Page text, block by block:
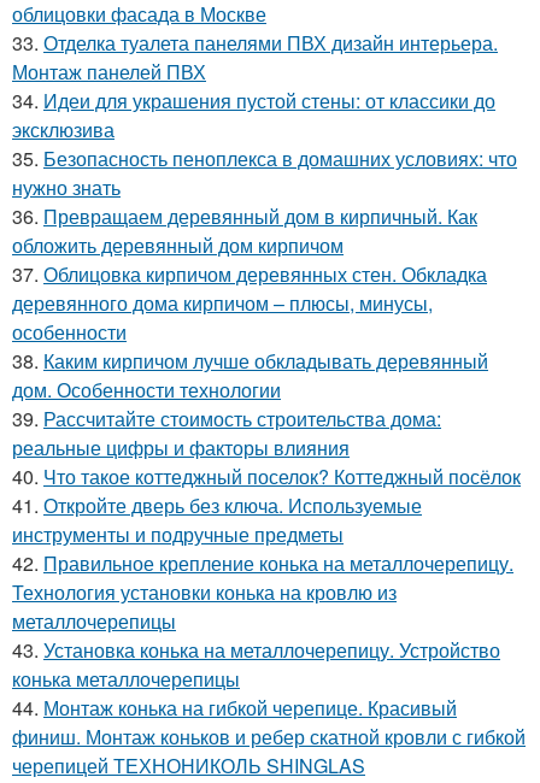
облицовки фасада в Москве
33. Отделка туалета панелями ПВХ дизайн интерьера.
Монтаж панелей ПВХ
34. Идеи для украшения пустой стены: от классики до
эксклюзива
35. Безопасность пеноплекса в домашних условиях: что
нужно знать
36. Превращаем деревянный дом в кирпичный. Как
обложить деревянный дом кирпичом
37. Облицовка кирпичом деревянных стен. Обкладка
деревянного дома кирпичом – плюсы, минусы,
особенности
38. Каким кирпичом лучше обкладывать деревянный
дом. Особенности технологии
39. Рассчитайте стоимость строительства дома:
реальные цифры и факторы влияния
40. Что такое коттеджный поселок? Коттеджный посёлок
41. Откройте дверь без ключа. Используемые
инструменты и подручные предметы
42. Правильное крепление конька на металлочерепицу.
Технология установки конька на кровлю из
металлочерепицы
43. Установка конька на металлочерепицу. Устройство
конька металлочерепицы
44. Монтаж конька на гибкой черепице. Красивый
финиш. Монтаж коньков и ребер скатной кровли с гибкой
черепицей ТЕХНОНИКОЛЬ SHINGLAS